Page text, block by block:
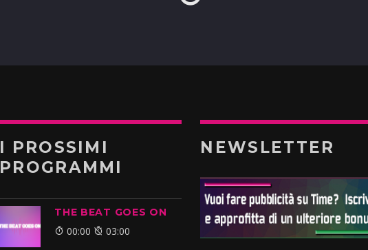
I PROSSIMI
PROGRAMMI
THE BEAT GOES ON
00:00 03:00
NEWSLETTER